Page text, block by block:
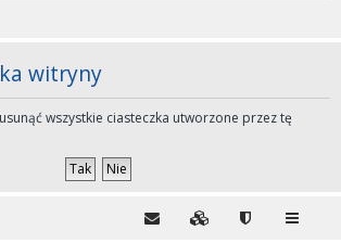
witryny
wszystkie ciasteczka utworzone przez tę